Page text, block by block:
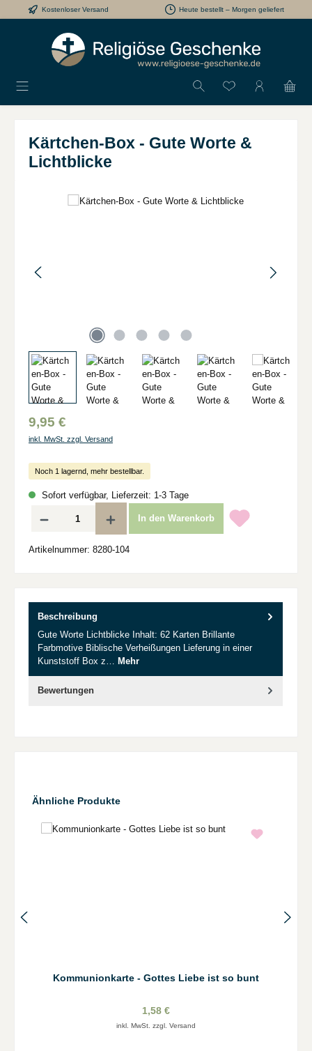
Zum Hauptinhalt springen
Kostenloser Versand Heute bestellt – Morgen geliefert
Du hast 0
Kärtchen-Box - Gute Worte &
Lichtblicke
Bildergalerie überspringen
9,95 €
inkl. MwSt. zzgl. Versand
Noch 1 lagernd, mehr bestellbar.
Sofort verfügbar, Lieferzeit: 1-3 Tage
Produkt Anzahl: Gib den gewünschten Wert ein oder benutze die Schaltflächen
In den Warenkorb
Artikelnummer: 8280-104
Beschreibung
Gute Worte Lichtblicke Inhalt: 62 Karten Brillante
Farbmotive Biblische Verheißungen Lieferung in einer
Kunststoff Box z… Mehr
Bewertungen
Produktgalerie überspringen
Ähnliche Produkte
Kommunionkarte - Gottes Liebe ist so bunt
1,58 €
inkl. MwSt. zzgl. Versand